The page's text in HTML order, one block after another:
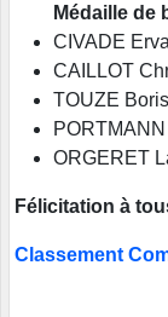
Médaille de
CIVADE
CAILLOT
TOUZE
ORGERET
Félicitation à
Classement